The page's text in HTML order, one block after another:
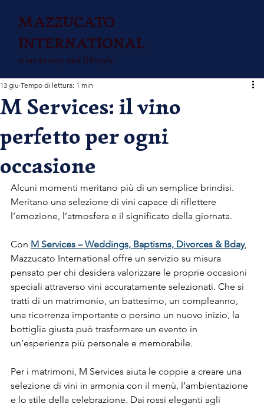
MAZZUCATO
INTERNATIONAL
wine luxury and lifestyle
M Services: il vino
perfetto per ogni
occasione
13 giu Tempo di lettura: 1 min
Alcuni momenti meritano più di un semplice brindisi.
Meritano una selezione di vini capace di riflettere
l’emozione, l’atmosfera e il significato della giornata.
Con M Services – Weddings, Baptisms, Divorces & Bday,
Mazzucato International offre un servizio su misura
pensato per chi desidera valorizzare le proprie occasioni
speciali attraverso vini accuratamente selezionati. Che si
tratti di un matrimonio, un battesimo, un compleanno,
una ricorrenza importante o persino un nuovo inizio, la
bottiglia giusta può trasformare un evento in
un’esperienza più personale e memorabile.
Per i matrimoni, M Services aiuta le coppie a creare una
selezione di vini in armonia con il menù, l’ambientazione
e lo stile della celebrazione. Dai rossi eleganti agli